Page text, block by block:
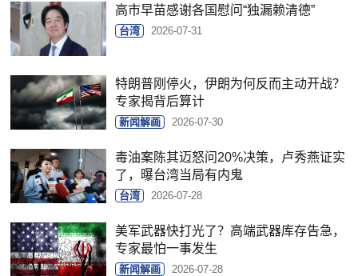
高市早苗感谢各国慰问“独漏赖清德”
台湾 2026-07-31
特朗普刚停火，伊朗为何反而主动开战？
专家揭背后算计
新闻解画 2026-07-30
毒油案陈其迈怒问20%决策，卢秀燕证实
了，曝台湾当局有内鬼
台湾 2026-07-28
美军武器快打光了？高端武器库存告急，
专家最怕一事发生
新闻解画 2026-07-28